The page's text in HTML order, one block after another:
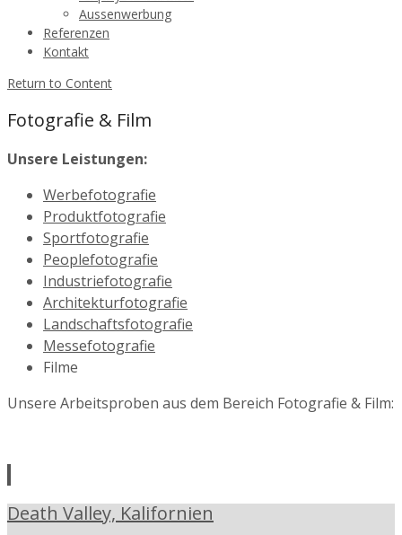
Aussenwerbung
Referenzen
Kontakt
Return to Content
Fotografie & Film
Unsere Leistungen:
Werbefotografie
Produktfotografie
Sportfotografie
Peoplefotografie
Industriefotografie
Architekturfotografie
Landschaftsfotografie
Messefotografie
Filme
Unsere Arbeitsproben aus dem Bereich Fotografie & Film:
Death Valley, Kalifornien